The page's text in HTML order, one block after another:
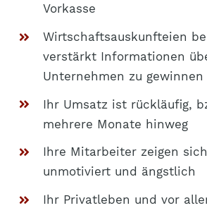
Vorkasse
Wirtschaftsauskunfteien
verstärkt Informationen
Unternehmen zu gewinnen
Ihr Umsatz ist rückläufig,
mehrere Monate hinweg
Ihre Mitarbeiter zeigen
unmotiviert und ängstlich
Ihr Privatleben und vor